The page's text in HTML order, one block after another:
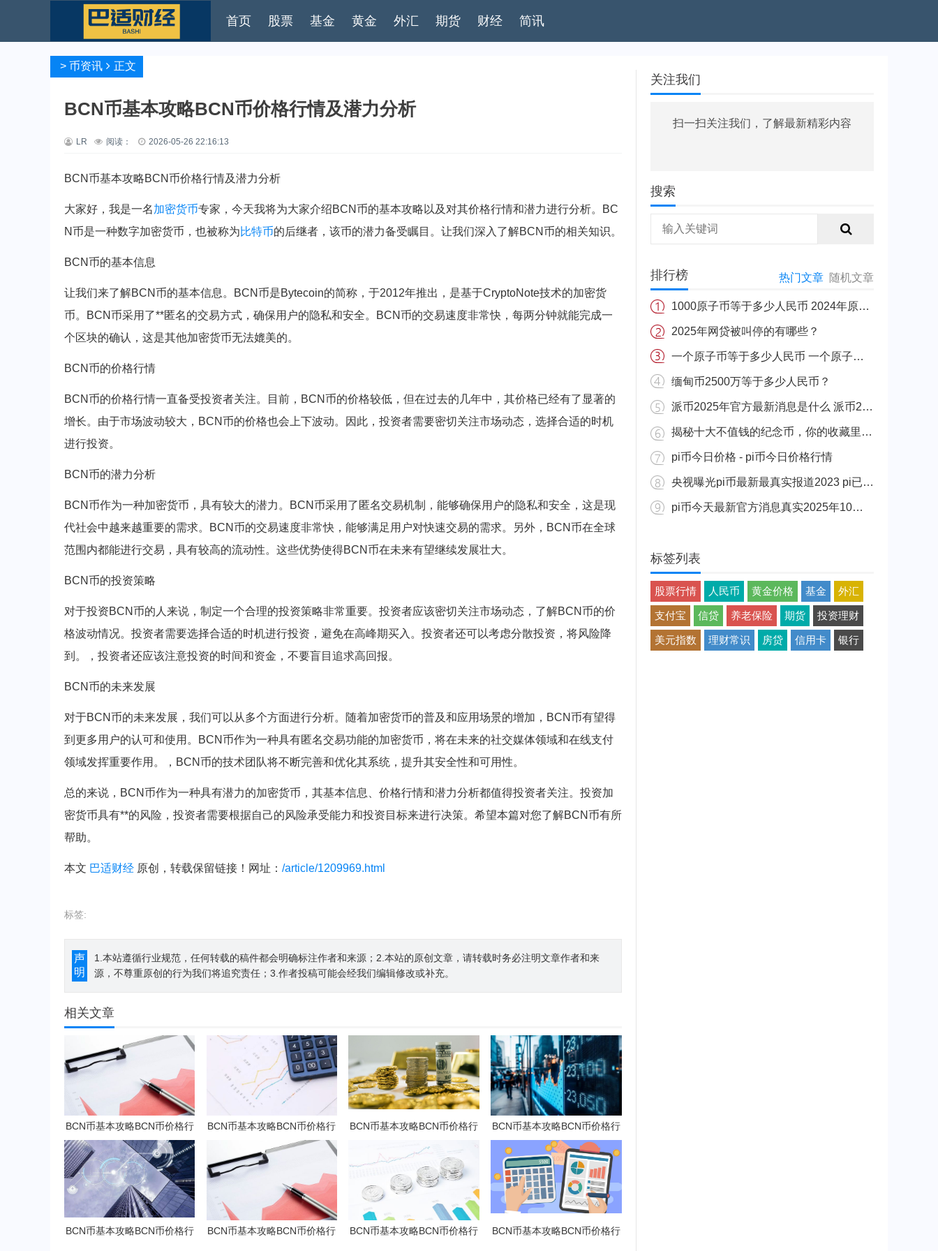
首页 股票 基金 黄金 外汇 期货 财经 简讯
> 币资讯 正文
BCN币基本攻略BCN币价格行情及潜力分析
LR 阅读： 2026-05-26 22:16:13
BCN币基本攻略BCN币价格行情及潜力分析
大家好，我是一名加密货币专家，今天我将为大家介绍BCN币的基本攻略以及对其价格行情和潜力进行分析。BC
N币是一种数字加密货币，也被称为比特币的后继者，该币的潜力备受瞩目。让我们深入了解BCN币的相关知识。
BCN币的基本信息
让我们来了解BCN币的基本信息。BCN币是Bytecoin的简称，于2012年推出，是基于CryptoNote技术的加密货
币。BCN币采用了**匿名的交易方式，确保用户的隐私和安全。BCN币的交易速度非常快，每两分钟就能完成一
个区块的确认，这是其他加密货币无法媲美的。
BCN币的价格行情
BCN币的价格行情一直备受投资者关注。目前，BCN币的价格较低，但在过去的几年中，其价格已经有了显著的
增长。由于市场波动较大，BCN币的价格也会上下波动。因此，投资者需要密切关注市场动态，选择合适的时机
进行投资。
BCN币的潜力分析
BCN币作为一种加密货币，具有较大的潜力。BCN币采用了匿名交易机制，能够确保用户的隐私和安全，这是现
代社会中越来越重要的需求。BCN币的交易速度非常快，能够满足用户对快速交易的需求。另外，BCN币在全球
范围内都能进行交易，具有较高的流动性。这些优势使得BCN币在未来有望继续发展壮大。
BCN币的投资策略
对于投资BCN币的人来说，制定一个合理的投资策略非常重要。投资者应该密切关注市场动态，了解BCN币的价
格波动情况。投资者需要选择合适的时机进行投资，避免在高峰期买入。投资者还可以考虑分散投资，将风险降
到。，投资者还应该注意投资的时间和资金，不要盲目追求高回报。
BCN币的未来发展
对于BCN币的未来发展，我们可以从多个方面进行分析。随着加密货币的普及和应用场景的增加，BCN币有望得
到更多用户的认可和使用。BCN币作为一种具有匿名交易功能的加密货币，将在未来的社交媒体领域和在线支付
领域发挥重要作用。，BCN币的技术团队将不断完善和优化其系统，提升其安全性和可用性。
总的来说，BCN币作为一种具有潜力的加密货币，其基本信息、价格行情和潜力分析都值得投资者关注。投资加
密货币具有**的风险，投资者需要根据自己的风险承受能力和投资目标来进行决策。希望本篇对您了解BCN币有所
帮助。
本文 巴适财经 原创，转载保留链接！网址： /article/1209969.html
标签:
声
明
1.本站遵循行业规范，任何转载的稿件都会明确标注作者和来源；2.本站的原创文章，请转载时务必注明文章作者和来
源，不尊重原创的行为我们将追究责任；3.作者投稿可能会经我们编辑修改或补充。
相关文章
BCN币基本攻略BCN币价格行
情及潜力分析
BCN币基本攻略BCN币价格行
情及潜力分析
BCN币基本攻略BCN币价格行
BCN币基本攻略BCN币价格行
情及潜力分析
BCN币基本攻略BCN币价格行
BCN币基本攻略BCN币价格行
BCN币基本攻略BCN币价格行
BCN币基本攻略BCN币价格行
关注我们
扫一扫关注我们，了解最新精彩内容
搜索
排行榜 热门文章 随机文章
1000原子币等于多少人民币 2024年原子币最新价格介绍一览
2025年网贷被叫停的有哪些？
一个原子币等于多少人民币 一个原子币价格介绍
缅甸币2500万等于多少人民币？
派币2025年官方最新消息是什么 派币2025年官方最新消息真实分享
揭秘十大不值钱的纪念币，你的收藏里有吗？
pi币今日价格 - pi币今日价格行情
央视曝光pi币最新最真实报道2023 pi已经成功了是真的吗（假的）
pi币今天最新官方消息真实2025年10月 派币今天最新消息介绍
标签列表
股票行情 人民币 黄金价格 基金 外汇
支付宝 信贷 养老保险 期货 投资理财
美元指数 理财常识 房贷 信用卡 银行